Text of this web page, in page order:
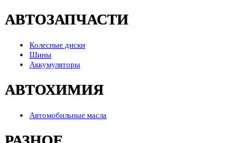
АВТОЗАПЧАСТИ
Колесные диски
Шины
Аккумуляторы
АВТОХИМИЯ
Автомобильные масла